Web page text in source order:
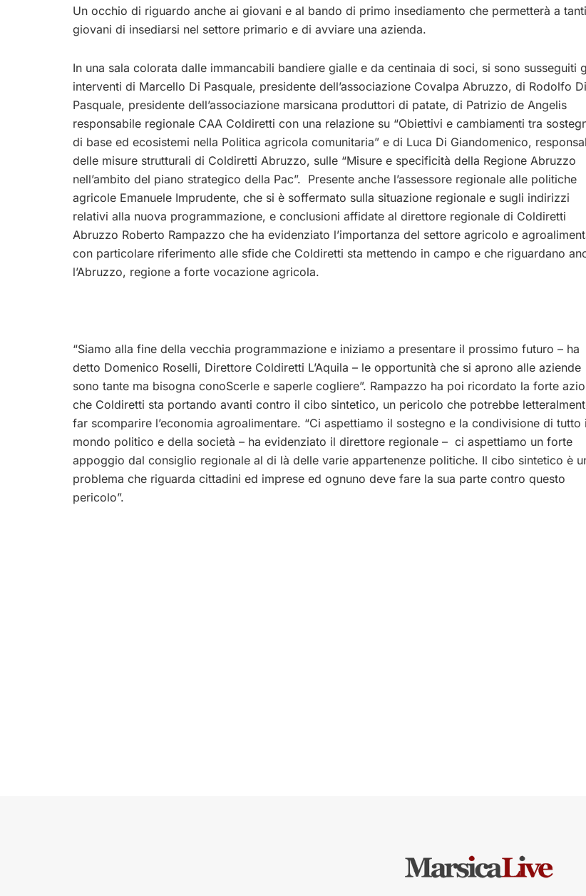
Un occhio di riguardo anche ai giovani e al bando di primo insediamento che permetterà a tanti
giovani di insediarsi nel settore primario e di avviare una azienda.
In una sala colorata dalle immancabili bandiere gialle e da centinaia di soci, si sono susseguiti
interventi di Marcello Di Pasquale, presidente dell’associazione Covalpa Abruzzo, di Rodolfo Di
Pasquale, presidente dell’associazione marsicana produttori di patate, di Patrizio de Angelis
responsabile regionale CAA Coldiretti con una relazione su “Obiettivi e cambiamenti tra
di base ed ecosistemi nella Politica agricola comunitaria” e di Luca Di Giandomenico,
delle misure strutturali di Coldiretti Abruzzo, sulle “Misure e specificità della Regione Abruzzo
nell’ambito del piano strategico della Pac”. Presente anche l’assessore regionale alle politiche
agricole Emanuele Imprudente, che si è soffermato sulla situazione regionale e sugli indirizzi
relativi alla nuova programmazione, e conclusioni affidate al direttore regionale di Coldiretti
Abruzzo Roberto Rampazzo che ha evidenziato l’importanza del settore agricolo e
con particolare riferimento alle sfide che Coldiretti sta mettendo in campo e che riguardano
l’Abruzzo, regione a forte vocazione agricola.
“Siamo alla fine della vecchia programmazione e iniziamo a presentare il prossimo futuro – ha
detto Domenico Roselli, Direttore Coldiretti L’Aquila – le opportunità che si aprono alle aziende
sono tante ma bisogna conoScerle e saperle cogliere”. Rampazzo ha poi ricordato la forte
che Coldiretti sta portando avanti contro il cibo sintetico, un pericolo che potrebbe
far scomparire l’economia agroalimentare. “Ci aspettiamo il sostegno e la condivisione di tutto
mondo politico e della società – ha evidenziato il direttore regionale – ci aspettiamo un forte
appoggio dal consiglio regionale al di là delle varie appartenenze politiche. Il cibo sintetico è
problema che riguarda cittadini ed imprese ed ognuno deve fare la sua parte contro questo
pericolo”.